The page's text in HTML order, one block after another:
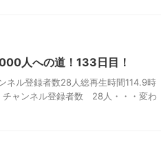
人への道！133日目！
ネル登録者数28人総再生時間114.9時
チャンネル登録者数 28人・・・変わ